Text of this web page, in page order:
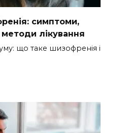
симптоми,
методи лікування
що таке шизофренія і